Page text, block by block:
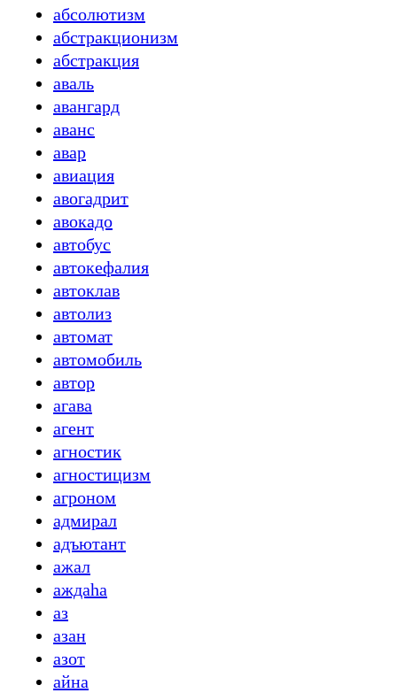
абсолютизм
абстракционизм
абстракция
аваль
авангард
аванс
авар
авиация
авогадрит
авокадо
автобус
автокефалия
автоклав
автолиз
автомат
автомобиль
автор
агава
агент
агностик
агностицизм
агроном
адмирал
адъютант
ажал
аждаһа
аз
азан
азот
айна